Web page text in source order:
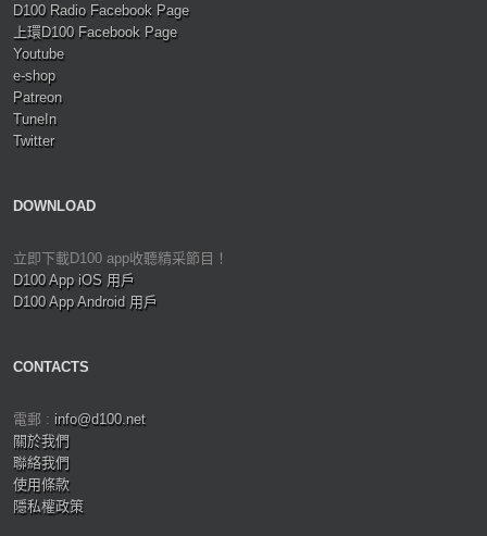
D100 Radio Facebook Page
上環D100 Facebook Page
Youtube
e-shop
Patreon
TuneIn
Twitter
DOWNLOAD
立即下載D100 app收聽精采節目！
D100 App iOS 用戶
D100 App Android 用戶
CONTACTS
電郵 : info@d100.net
關於我們
聯絡我們
使用條款
隱私權政策